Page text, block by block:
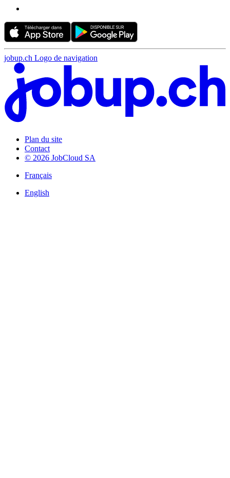
jobup.ch Logo de navigation
Plan du site
Contact
© 2026 JobCloud SA
Français
English